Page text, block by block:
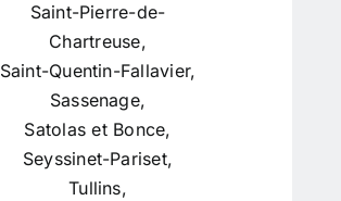
Saint-Pierre-de-
Chartreuse,
Saint-Quentin-Fallavier,
Sassenage,
Satolas et Bonce,
Seyssinet-Pariset,
Tullins,